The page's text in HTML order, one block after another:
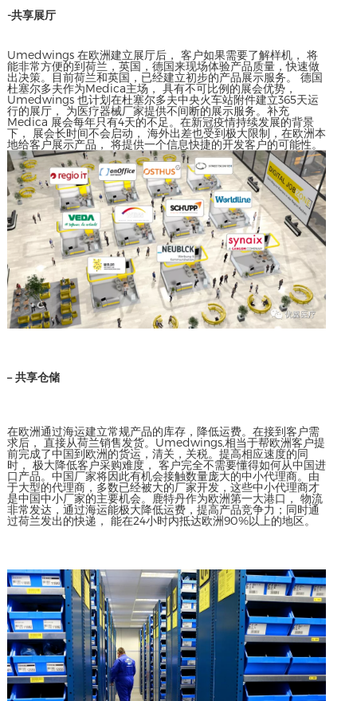
-共享展厅
Umedwings 在欧洲建立展厅后， 客户如果需要了解样机， 将
能非常方便的到荷兰，英国，德国来现场体验产品质量，快速做
出决策。目前荷兰和英国，已经建立初步的产品展示服务。 德国
杜塞尔多夫作为Medica主场， 具有不可比例的展会优势，
Umedwings 也计划在杜塞尔多夫中央火车站附件建立365天运
行的展厅， 为医疗器械厂家提供不间断的展示服务。补充
Medica 展会每年只有4天的不足。在新冠疫情持续发展的背景
下， 展会长时间不会启动， 海外出差也受到极大限制，在欧洲本
地给客户展示产品， 将提供一个信息快捷的开发客户的可能性。
– 共享仓储
在欧洲通过海运建立常规产品的库存，降低运费。在接到客户需
求后， 直接从荷兰销售发货。Umedwings,相当于帮欧洲客户提
前完成了中国到欧洲的货运，清关，关税。提高相应速度的同
时， 极大降低客户采购难度， 客户完全不需要懂得如何从中国进
口产品。中国厂家将因此有机会接触数量庞大的中小代理商。由
于大型的代理商，多数已经被大的厂家开发，这些中小代理商才
是中国中小厂家的主要机会。鹿特丹作为欧洲第一大港口， 物流
非常发达，通过海运能极大降低运费，提高产品竞争力；同时通
过荷兰发出的快递， 能在24小时内抵达欧洲90%以上的地区。